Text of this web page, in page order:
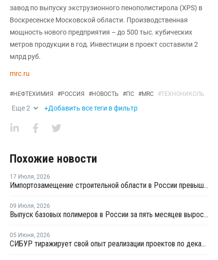
завод по выпуску экструзионного пенополистирола (XPS) в
Воскресенске Московской области. Производственная
мощность нового предприятия – до 500 тыс. кубических
метров продукции в год. Инвестиции в проект составили 2
млрд руб.
mrc.ru
#НЕФТЕХИМИЯ #РОССИЯ #НОВОСТЬ #ПС #MRC #ТЕХНОНИКОЛЬ
Еще2 +Добавить все теги в фильтр
Похожие новости
17 Июля, 2026
Импортозамещение строительной области в России превышает 98%
09 Июля, 2026
Выпуск базовых полимеров в России за пять месяцев вырос на 3,8%
05 Июня, 2026
СИБУР тиражирует свой опыт реализации проектов по декарбонизации в строительстве